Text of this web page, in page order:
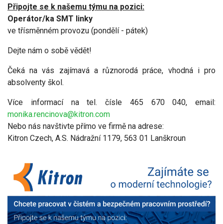
Připojte se k našemu týmu na pozici:
Operátor/ka SMT linky
ve třísměnném provozu (pondělí - pátek)
Dejte nám o sobě vědět!
Čeká na vás zajímavá a různorodá práce, vhodná i pro
absolventy škol.
Více informací na tel. čísle 465 670 040, email:
monika.rencinova@kitron.com
Nebo nás navštivte přímo ve firmě na adrese:
Kitron Czech, A.S. Nádražní 1179, 563 01 Lanškroun